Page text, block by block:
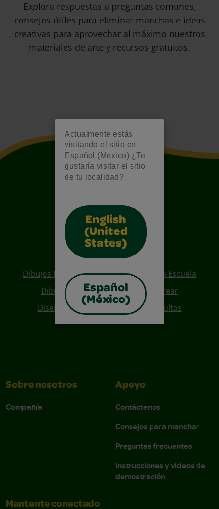
Actualmente estás
visitando el sitio en
Español (México) ¿Te
gustaría visitar el sitio
de tu localidad?
English
(United
States)
Español
(México)
Explora respuestas a preguntas comunes,
consejos útiles para eliminar manchas e ideas
creativas para aprovechar al máximo nuestros
materiales de arte y recursos gratuitos.
Also of Interest
Dibujos Para Colorear De Regreso A La Escuela
Dibujos De Personajes Para Colorear
Diseños Para Coloreables Para Adultos
Sobre nosotros
Compañía
Apoyo
Contáctenos
Consejos para manchar
Preguntas frecuentes
Instrucciones y videos de
demostración
Mantente conectado